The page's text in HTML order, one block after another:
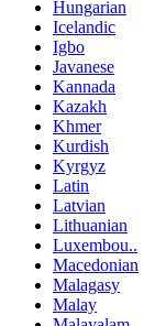
Hungarian
Icelandic
Igbo
Javanese
Kannada
Kazakh
Khmer
Kurdish
Kyrgyz
Latin
Latvian
Lithuanian
Luxembou..
Macedonian
Malagasy
Malay